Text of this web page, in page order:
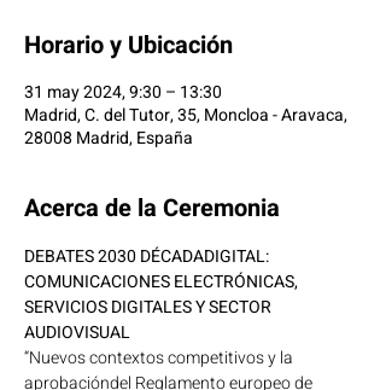
Horario y Ubicación
31 may 2024, 9:30 – 13:30
Madrid, C. del Tutor, 35, Moncloa - Aravaca,
28008 Madrid, España
Acerca de la Ceremonia
DEBATES 2030 DÉCADADIGITAL:
COMUNICACIONES ELECTRÓNICAS,
SERVICIOS DIGITALES Y SECTOR
AUDIOVISUAL
“Nuevos contextos competitivos y la
aprobacióndel Reglamento europeo de